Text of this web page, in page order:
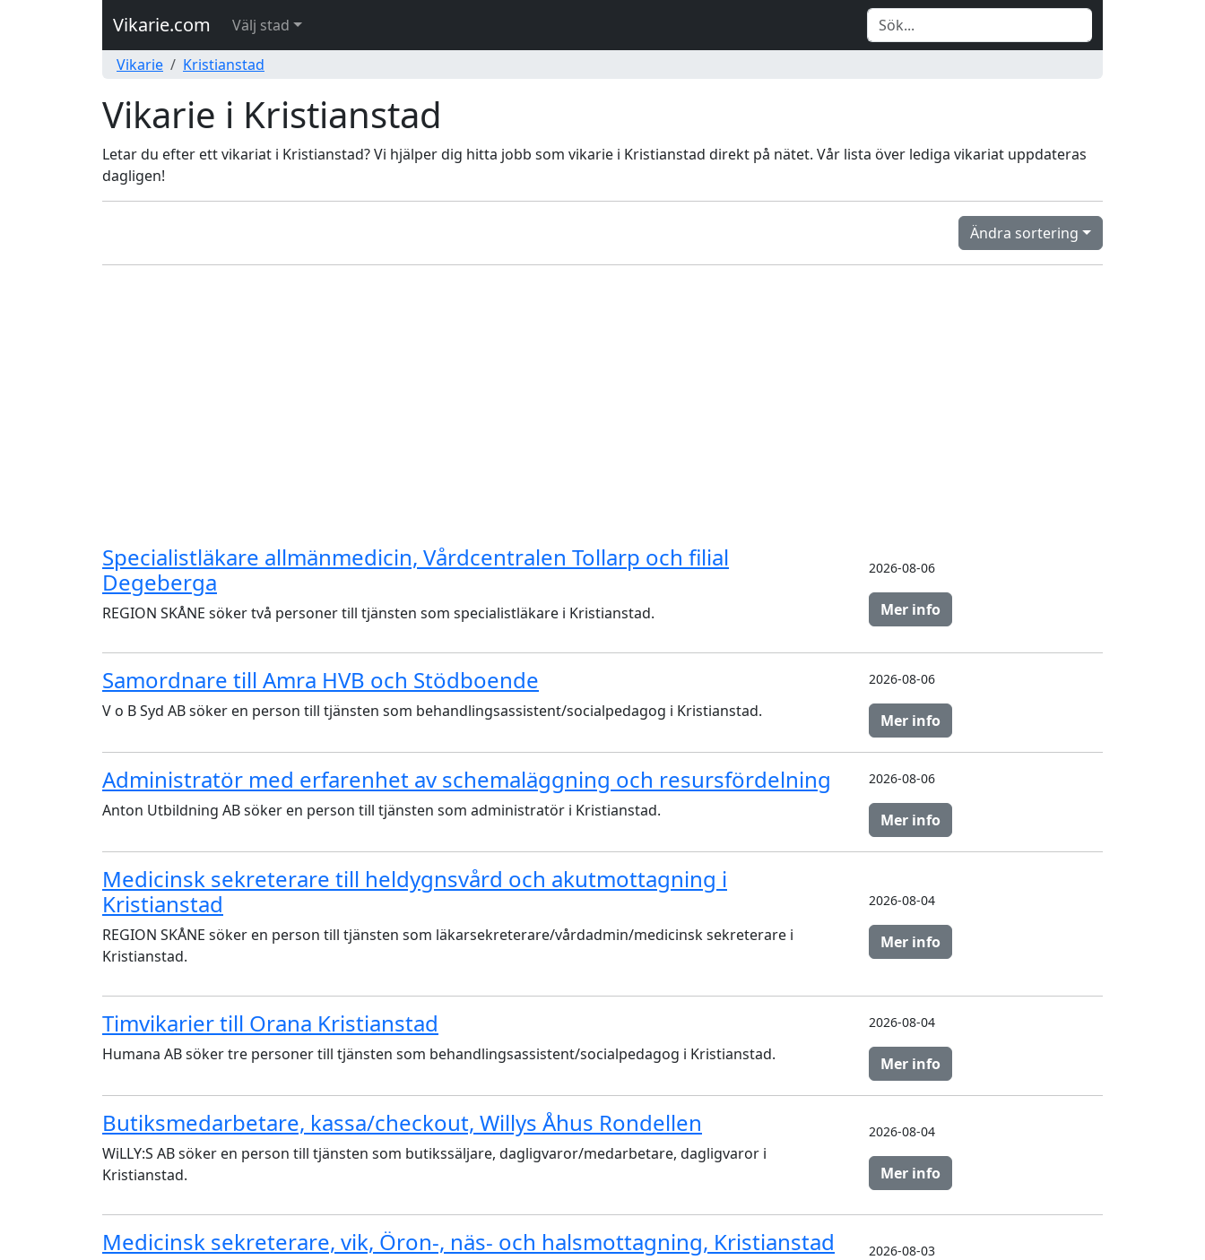
Vikarie.com
Välj stad
Vikarie
Kristianstad
Vikarie i Kristianstad
Letar du efter ett vikariat i Kristianstad? Vi hjälper dig hitta jobb som vikarie i Kristianstad direkt på nätet. Vår lista över lediga vikariat uppdateras
dagligen!
Ändra sortering
Specialistläkare allmänmedicin, Vårdcentralen Tollarp och filial
Degeberga
REGION SKÅNE söker två personer till tjänsten som specialistläkare i Kristianstad.
2026-08-06
Mer info
Samordnare till Amra HVB och Stödboende
V o B Syd AB söker en person till tjänsten som behandlingsassistent/socialpedagog i Kristianstad.
2026-08-06
Mer info
Administratör med erfarenhet av schemaläggning och resursfördelning
Anton Utbildning AB söker en person till tjänsten som administratör i Kristianstad.
2026-08-06
Mer info
Medicinsk sekreterare till heldygnsvård och akutmottagning i
Kristianstad
REGION SKÅNE söker en person till tjänsten som läkarsekreterare/vårdadmin/medicinsk sekreterare i
Kristianstad.
2026-08-04
Mer info
Timvikarier till Orana Kristianstad
Humana AB söker tre personer till tjänsten som behandlingsassistent/socialpedagog i Kristianstad.
2026-08-04
Mer info
Butiksmedarbetare, kassa/checkout, Willys Åhus Rondellen
WiLLY:S AB söker en person till tjänsten som butikssäljare, dagligvaror/medarbetare, dagligvaror i
Kristianstad.
2026-08-04
Mer info
Medicinsk sekreterare, vik, Öron-, näs- och halsmottagning, Kristianstad 2026-08-03